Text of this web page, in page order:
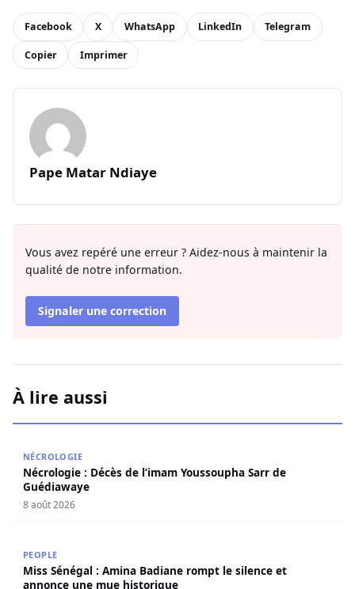
Facebook X WhatsApp LinkedIn Telegram
Copier Imprimer
Pape Matar Ndiaye
Vous avez repéré une erreur ? Aidez-nous à maintenir la
qualité de notre information.
Signaler une correction
À lire aussi
NÉCROLOGIE
Nécrologie : Décès de l’imam Youssoupha Sarr de
Guédiawaye
8 août 2026
PEOPLE
Miss Sénégal : Amina Badiane rompt le silence et
annonce une mue historique